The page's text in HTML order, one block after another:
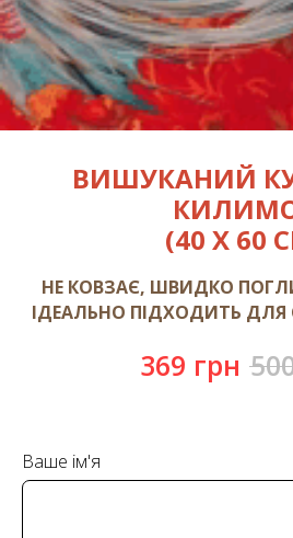
ВИШУКАНИЙ
(40 Х 60
НЕ КОВЗАЄ, ШВИДКО
ІДЕАЛЬНО ПІДХОДИТЬ
369 грн
Ваше ім'я